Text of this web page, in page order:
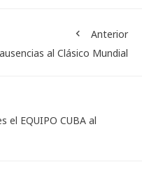
Anterior
al Clásico Mundial
el EQUIPO CUBA al